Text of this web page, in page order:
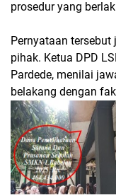
prosedur yang
Pernyataan
pihak. Ketua DPD
Pardede, menilai
belakang dengan